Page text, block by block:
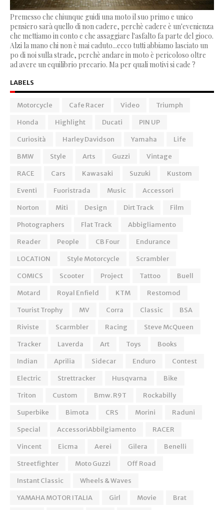
Premesso che chiunque guidi una moto il suo primo e unico
pensiero sarà quello di non cadere, perchè cadere è un'evenienza
che mettiamo in conto e che assaggiare l'asfalto fa parte del gioco.
Alzi la mano chi non è mai caduto...ecco tutti abbiamo lasciato un
po di noi sulla strade, perchè andare in moto è pericoloso oltre
ad avere un equilibrio precario. Ma per quali motivi si cade ?
LABELS
Motorcycle Cafe Racer Video
Triumph
Honda
Highlight Ducati
PIN UP
Curiosità
Harley Davidson Yamaha
Life
BMW
Style Arts Guzzi
Vintage
RACE
Cars Kawasaki Suzuki
Kustom
Eventi
Fuoristrada Music
Accessori
Norton
Miti Design Dirt Track
Film
Photographers
Flat Track
Abbigliamento
Reader
People CB Four
Endurance
LOCATION
Style Motorcycle
Scrambler
COMICS
Scooter Project Tattoo
Buell
Motard
Royal Enfield KTM
Restomod
Tourist Trophy
MV Corra Classic
BSA
Riviste
Scarmbler Racing
Steve McQueen
Tracker
Laverda Art Toys
Books
Indian
Aprilia Sidecar Enduro
Contest
Electric
Strettracker Husqvarna
Bike
Triton
Custom Bmw. R9T
Rockabilly
Superbike
Bimota CRS Morini
Raduni
Special
AccessoriAbbilgiamento
RACER
Vincent
Eicma Aerei Gilera
Benelli
Streetfighter
Moto Guzzi
Off Road
Instant Classic
Wheels & Waves
YAMAHA MOTOR ITALIA
Girl Movie
Brat